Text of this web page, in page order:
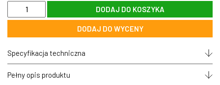
ilość
Taśma
magnetyczna
samoprzylepna
1mb
DODAJ DO KOSZYKA
DODAJ DO WYCENY
Specyfikacja techniczna
Pełny opis produktu